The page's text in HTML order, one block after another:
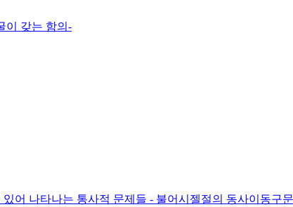
이 갖는 함의-
어 나타나는 통사적 문제들 - 불어시젤절의 동사이동구